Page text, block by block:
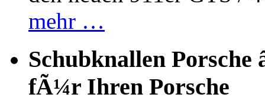
mehr …
Schubknallen Porsche
fÃ¼r Ihren Porsche